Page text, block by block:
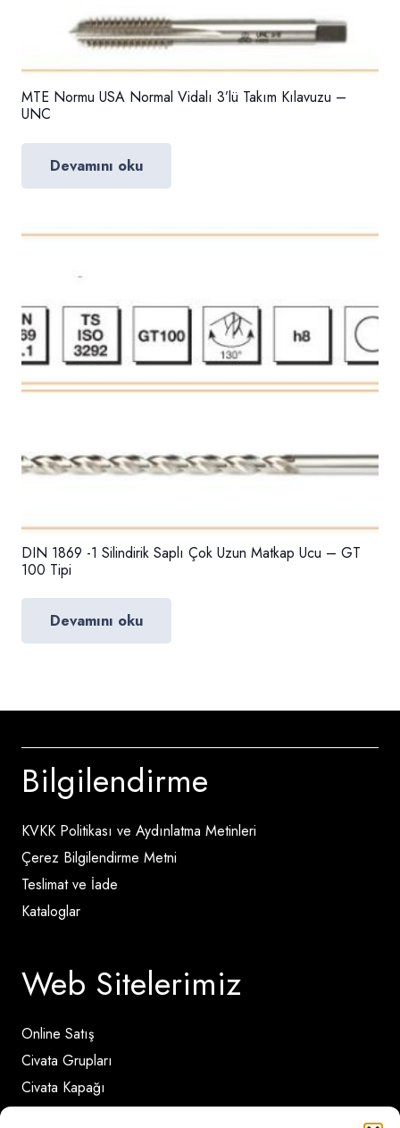
MTE Normu USA Normal Vidalı 3’lü Takım Kılavuzu –
UNC
Devamını oku
DIN 1869 -1 Silindirik Saplı Çok Uzun Matkap Ucu – GT
100 Tipi
Devamını oku
Bilgilendirme
KVKK Politikası ve Aydınlatma Metinleri
Çerez Bilgilendirme Metni
Teslimat ve İade
Kataloglar
Web Sitelerimiz
Online Satış
Civata Grupları
Civata Kapağı